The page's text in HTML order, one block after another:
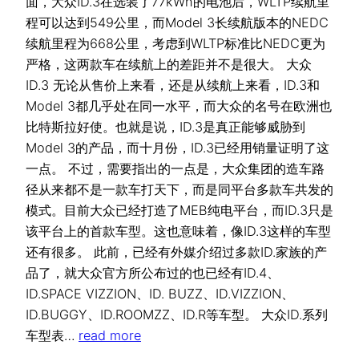
程可以达到549公里，而Model 3长续航版本的NEDC
续航里程为668公里，考虑到WLTP标准比NEDC更为
严格，这两款车在续航上的差距并不是很大。 大众
ID.3 无论从售价上来看，还是从续航上来看，ID.3和
Model 3都几乎处在同一水平，而大众的名号在欧洲也
比特斯拉好使。也就是说，ID.3是真正能够威胁到
Model 3的产品，而十月份，ID.3已经用销量证明了这
一点。 不过，需要指出的一点是，大众集团的造车路
径从来都不是一款车打天下，而是同平台多款车共发的
模式。目前大众已经打造了MEB纯电平台，而ID.3只是
该平台上的首款车型。这也意味着，像ID.3这样的车型
还有很多。 此前，已经有外媒介绍过多款ID.家族的产
品了，就大众官方所公布过的也已经有ID.4、
ID.SPACE VIZZION、ID. BUZZ、ID.VIZZION、
ID.BUGGY、ID.ROOMZZ、ID.R等车型。 大众ID.系列
车型表… read more